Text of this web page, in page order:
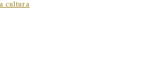
cultura